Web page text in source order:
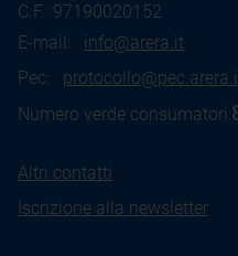
C.F.: 97190020152
E-mail: info@arera.it
Pec:
Numero verde consumatori:
Altri contatti
Iscrizione alla newsletter